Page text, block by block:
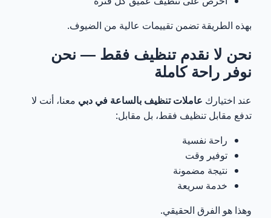
بهذه الطريقة تضمن تقييمات عالية من الضيوف.
نحن لا نقدم تنظيف فقط — نحن
نوفر راحة كاملة
عند اختيارك عاملات تنظيف بالساعة في دبي معنا، أنت لا
تدفع مقابل تنظيف فقط، بل مقابل:
راحة نفسية
توفير وقت
نتيجة مضمونة
خدمة سريعة
وهذا هو الفرق الحقيقي.